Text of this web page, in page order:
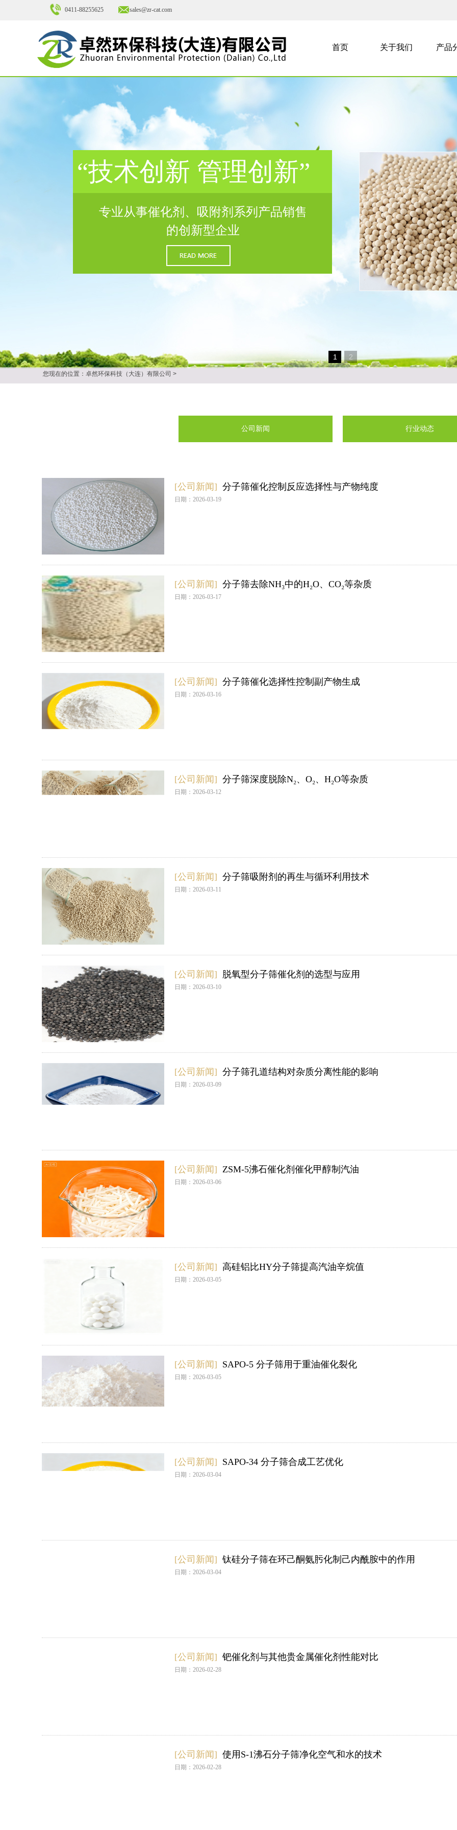
1 2
0411-88255625 sales@zr-cat.com
“技术创新 管理创新”
专业从事催化剂、吸附剂系列产品销售
的创新型企业
首页 关于我们 产品
[公司新闻] 分子筛催化控制反应选择性与产物纯度
日期：2026-03-19
[公司新闻] 分子筛去除NH₃中的H₂O、CO₂等杂质
日期：2026-03-17
[公司新闻] 分子筛催化选择性控制副产物生成
日期：2026-03-16
[公司新闻] 分子筛深度脱除N₂、O₂、H₂O等杂质
日期：2026-03-12
[公司新闻] 分子筛吸附剂的再生与循环利用技术
日期：2026-03-11
[公司新闻] 脱氧型分子筛催化剂的选型与应用
日期：2026-03-10
[公司新闻] 分子筛孔道结构对杂质分离性能的影响
日期：2026-03-09
[公司新闻] ZSM-5沸石催化剂催化甲醇制汽油
日期：2026-03-06
[公司新闻] 高硅铝比HY分子筛提高汽油辛烷值
日期：2026-03-05
[公司新闻] SAPO-5 分子筛用于重油催化裂化
日期：2026-03-05
[公司新闻] SAPO-34 分子筛合成工艺优化
日期：2026-03-04
[公司新闻] 钛硅分子筛在环己酮氨肟化制己内酰胺中的作用
日期：2026-03-04
[公司新闻] 钯催化剂与其他贵金属催化剂性能对比
日期：2026-02-28
[公司新闻] 使用S-1沸石分子筛净化空气和水的技术
日期：2026-02-28
您现在的位置： 卓然环保科技（大连）有限公司 >
公司新闻 行业动态